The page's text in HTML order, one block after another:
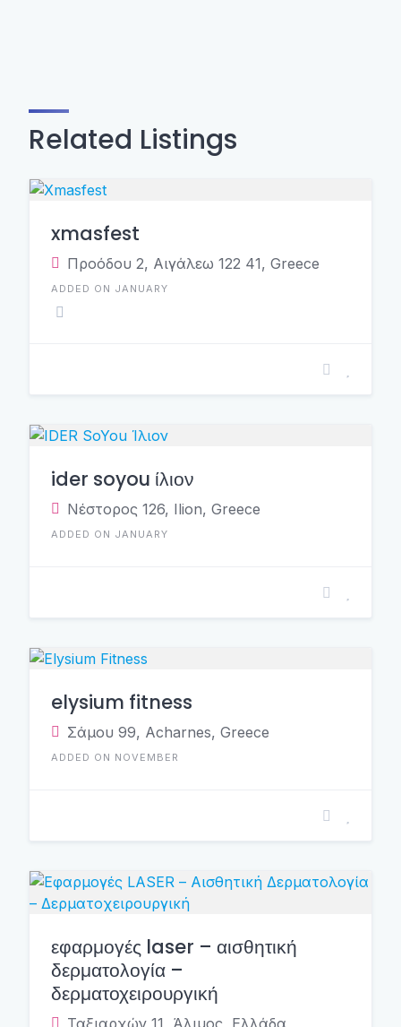
Related Listings
xmasfest
Προόδου 2, Αιγάλεω 122 41, Greece
ADDED ON JANUARY
ider soyou ίλιον
Νέστορος 126, Ilion, Greece
ADDED ON JANUARY
elysium fitness
Σάμου 99, Acharnes, Greece
ADDED ON NOVEMBER
εφαρμογές laser – αισθητική
δερματολογία –
δερματοχειρουργική
Ταξιαρχών 11, Άλιμος, Ελλάδα